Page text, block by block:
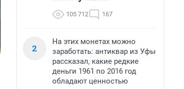
105 712 167
2
На этих монетах можно
заработать: антиквар из Уфы
рассказал, какие редкие
деньги 1961 по 2016 год
обладают ценностью